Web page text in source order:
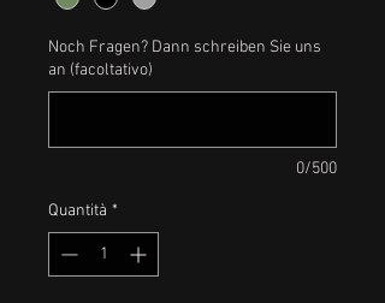
Noch Fragen? Dann schreiben Sie uns
an (facoltativo)
0/500
Quantità *